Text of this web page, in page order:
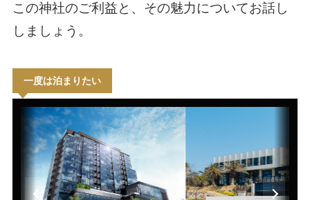
この神社のご利益と、その魅力についてお話し
しましょう。
一度は泊まりたい